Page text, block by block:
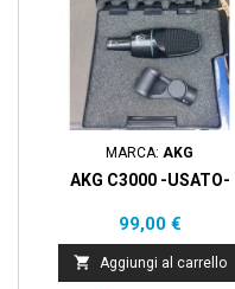
MARCA: AKG
AKG C3000 -USATO-
Prezzo
99,00 €
 Aggiungi al carrello